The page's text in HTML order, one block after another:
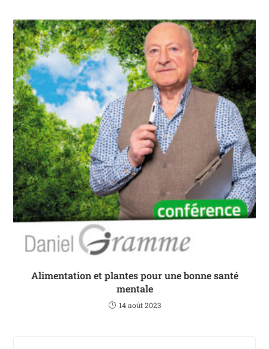
Alimentation et plantes pour une bonne santé
mentale
14 août 2023